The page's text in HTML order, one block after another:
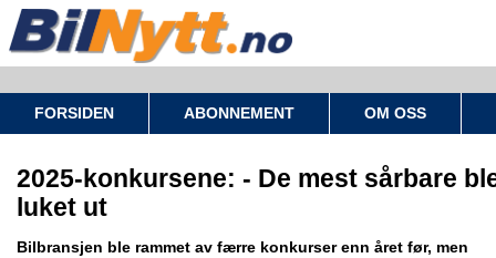
FORSIDEN ABONNEMENT OM OSS
2025-konkursene: - De mest sårbare
luket ut
Bilbransjen ble rammet av færre konkurser enn året før, men